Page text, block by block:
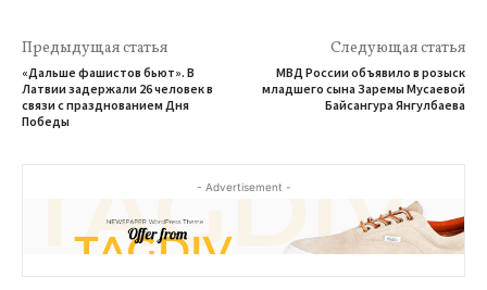
Предыдущая статья
«Дальше фашистов бьют». В
Латвии задержали 26 человек в
связи с празднованием Дня
Победы
Следующая статья
МВД России объявило в розыск
младшего сына Заремы Мусаевой
Байсангура Янгулбаева
- Advertisement -